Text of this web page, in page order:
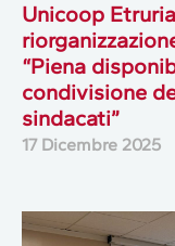
Unicoop
“Piena
condivisione
sindacati”
17 Dicembre 2025